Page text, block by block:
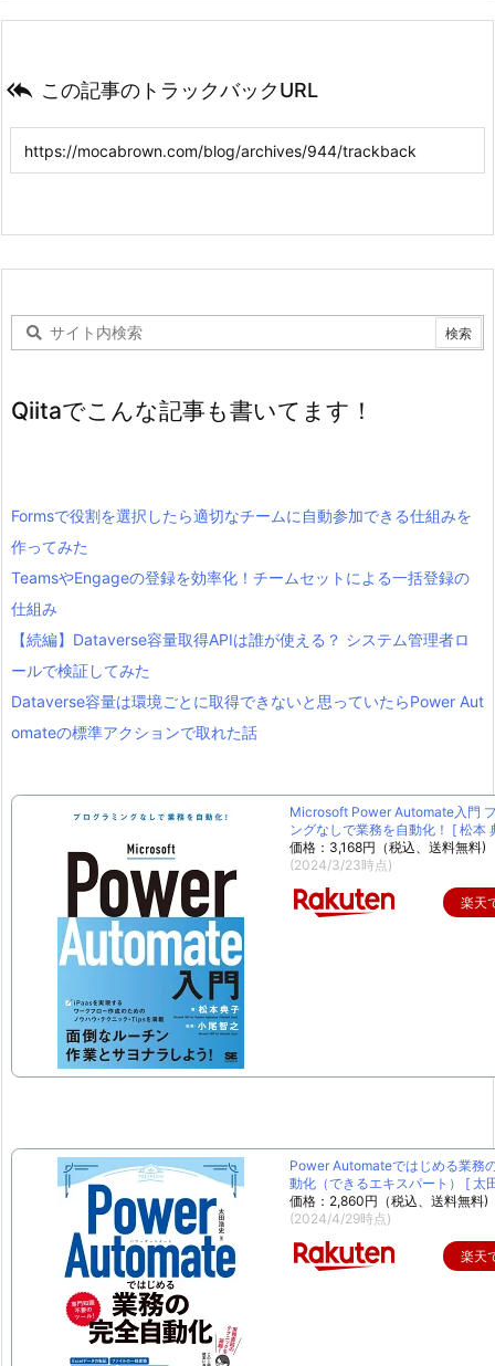
 この記事のトラックバックURL
Qiitaでこんな記事も書いてます！
Formsで役割を選択したら適切なチームに自動参加できる仕組みを
作ってみた
TeamsやEngageの登録を効率化！チームセットによる一括登録の
仕組み
【続編】Dataverse容量取得APIは誰が使える？ システム管理者ロ
ールで検証してみた
Dataverse容量は環境ごとに取得できないと思っていたらPower Aut
omateの標準アクションで取れた話
Microsoft Power Automate入門
ングなしで業務を自動化！ [ 松本
価格：3,168円（税込、送料無料)
(2024/3/23時点)
楽天
Power Automateではじめる業務
動化（できるエキスパート） [ 太
価格：2,860円（税込、送料無料)
(2024/4/29時点)
楽天